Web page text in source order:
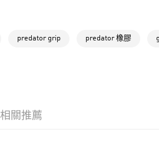
predator grip predator 橡膠
相關推薦